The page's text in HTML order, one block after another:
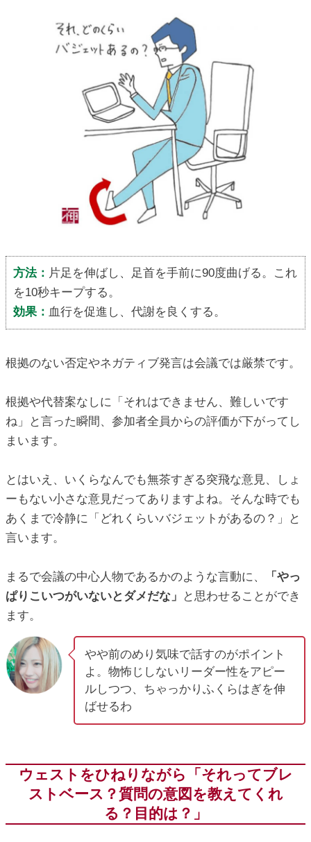
方法： 片足を伸ばし、足首を手前に90度曲げる。これ
を10秒キープする。
効果： 血行を促進し、代謝を良くする。
根拠のない否定やネガティブ発言は会議では厳禁です。
根拠や代替案なしに「それはできません、難しいです
ね」と言った瞬間、参加者全員からの評価が下がってし
まいます。
とはいえ、いくらなんでも無茶すぎる突飛な意見、しょ
ーもない小さな意見だってありますよね。そんな時でも
あくまで冷静に「どれくらいバジェットがあるの？」と
言います。
まるで会議の中心人物であるかのような言動に、
「やっ
ぱりこいつがいないとダメだな」
と思わせることができ
ます。
やや前のめり気味で話すのがポイント
よ。物怖じしないリーダー性をアピー
ルしつつ、ちゃっかりふくらはぎを伸
ばせるわ
ウェストをひねりながら「それってブレ
ストベース？質問の意図を教えてくれ
る？目的は？」